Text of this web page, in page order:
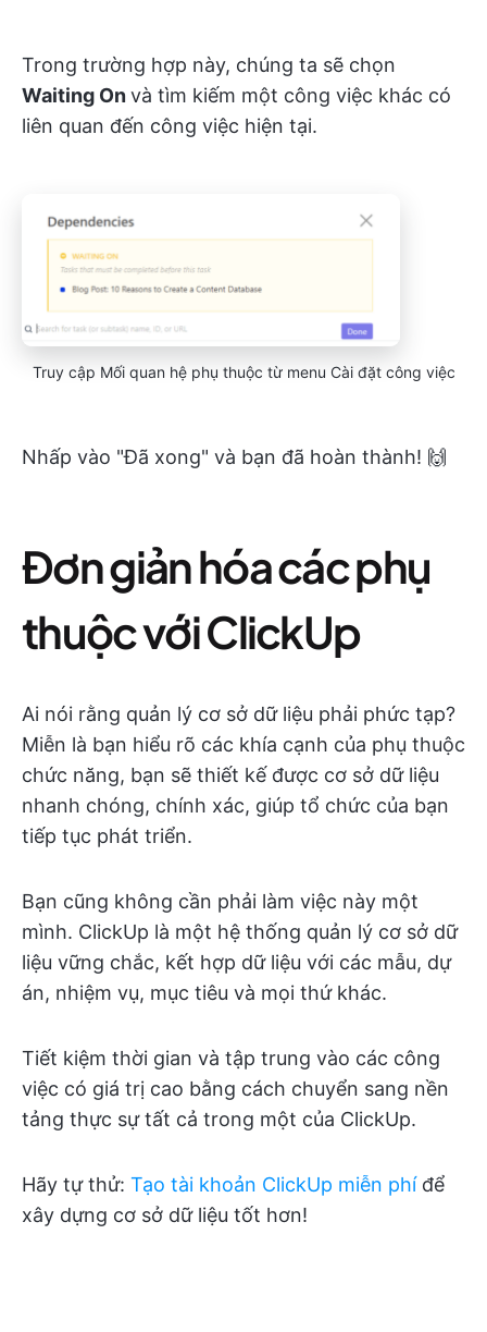
Trong trường hợp này, chúng ta sẽ chọn
Waiting Onvà tìm kiếm một công việc khác có
liên quan đến công việc hiện tại.
Truy cập Mối quan hệ phụ thuộc từ menu Cài đặt công việc
Nhấp vào "Đã xong" và bạn đã hoàn thành! 🙌
Đơn giản hóa các phụ
thuộc với ClickUp
Ai nói rằng quản lý cơ sở dữ liệu phải phức tạp?
Miễn là bạn hiểu rõ các khía cạnh của phụ thuộc
chức năng, bạn sẽ thiết kế được cơ sở dữ liệu
nhanh chóng, chính xác, giúp tổ chức của bạn
tiếp tục phát triển.
Bạn cũng không cần phải làm việc này một
mình. ClickUp là một hệ thống quản lý cơ sở dữ
liệu vững chắc, kết hợp dữ liệu với các mẫu, dự
án, nhiệm vụ, mục tiêu và mọi thứ khác.
Tiết kiệm thời gian và tập trung vào các công
việc có giá trị cao bằng cách chuyển sang nền
tảng thực sự tất cả trong một của ClickUp.
Hãy tự thử: Tạo tài khoản ClickUp miễn phíđể
xây dựng cơ sở dữ liệu tốt hơn!